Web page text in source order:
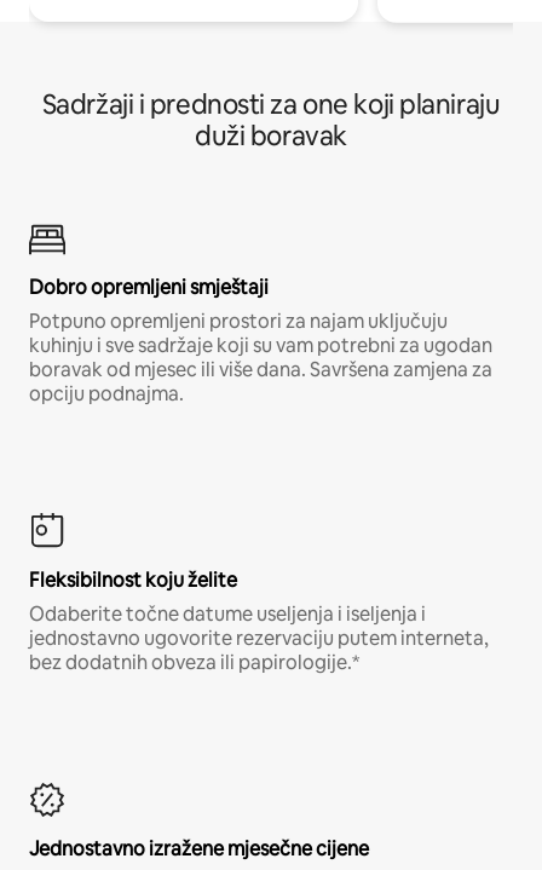
Sadržaji i prednosti za one koji planiraju
duži boravak
Dobro opremljeni smještaji
Potpuno opremljeni prostori za najam uključuju
kuhinju i sve sadržaje koji su vam potrebni za ugodan
boravak od mjesec ili više dana. Savršena zamjena za
opciju podnajma.
Fleksibilnost koju želite
Odaberite točne datume useljenja i iseljenja i
jednostavno ugovorite rezervaciju putem interneta,
bez dodatnih obveza ili papirologije.*
Jednostavno izražene mjesečne cijene